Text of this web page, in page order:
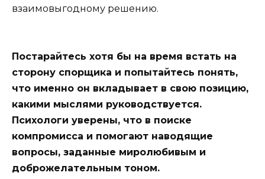
взаимовыгодному решению.
Постарайтесь хотя бы на время встать на
сторону спорщика и попытайтесь понять,
что именно он вкладывает в свою позицию,
какими мыслями руководствуется.
Психологи уверены, что в поиске
компромисса и помогают наводящие
вопросы, заданные миролюбивым и
доброжелательным тоном.